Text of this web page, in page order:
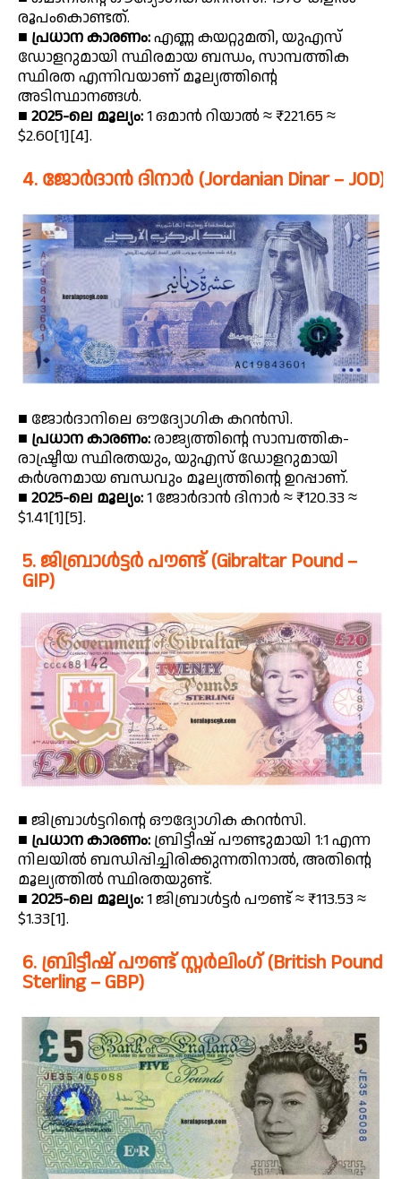
രൂപംകൊണ്ടത്.
■ പ്രധാന കാരണം:എണ്ണ കയറ്റുമതി, യുഎസ്
ഡോളറുമായി സ്ഥിരമായ ബന്ധം, സാമ്പത്തിക
സ്ഥിരത എന്നിവയാണ് മൂല്യത്തിൻ്റെ
അടിസ്ഥാനങ്ങൾ.
■ 2025-ലെ മൂല്യം:1 ഒമാൻ റിയാൽ ≈ ₹221.65 ≈
$2.60[1][4].
4. ജോർദാൻ ദിനാർ (Jordanian Dinar – JOD)
■ ജോർദാനിലെ ഔദ്യോഗിക കറൻസി.
■ പ്രധാന കാരണം:രാജ്യത്തിന്റെ സാമ്പത്തിക-
രാഷ്ട്രീയ സ്ഥിരതയും, യുഎസ് ഡോളറുമായി
കർശനമായ ബന്ധവും മൂല്യത്തിൻ്റെ ഉറപ്പാണ്.
■ 2025-ലെ മൂല്യം:1 ജോർദാൻ ദിനാർ ≈ ₹120.33 ≈
$1.41[1][5].
5. ജിബ്രാൾട്ടർ പൗണ്ട് (Gibraltar Pound –
GIP)
■ ജിബ്രാൾട്ടറിന്റെ ഔദ്യോഗിക കറൻസി.
■ പ്രധാന കാരണം: ബ്രിട്ടീഷ് പൗണ്ടുമായി 1:1 എന്ന
നിലയിൽ ബന്ധിപ്പിച്ചിരിക്കുന്നതിനാൽ, അതിന്റെ
മൂല്യത്തിൽ സ്ഥിരതയുണ്ട്.
■ 2025-ലെ മൂല്യം:1 ജിബ്രാൾട്ടർ പൗണ്ട് ≈ ₹113.53 ≈
$1.33[1].
6. ബ്രിട്ടീഷ് പൗണ്ട് സ്റ്റർലിംഗ് (British Pound
Sterling – GBP)